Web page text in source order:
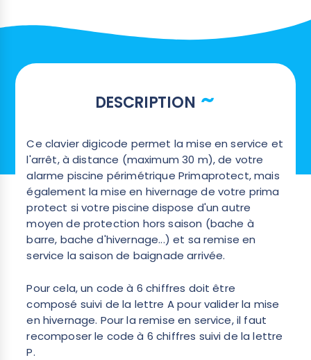
DESCRIPTION
Ce clavier digicode permet la mise en service et
l'arrêt, à distance (maximum 30 m), de votre
alarme piscine périmétrique Primaprotect, mais
également la mise en hivernage de votre prima
protect si votre piscine dispose d'un autre
moyen de protection hors saison (bache à
barre, bache d'hivernage...) et sa remise en
service la saison de baignade arrivée.
Pour cela, un code à 6 chiffres doit être
composé suivi de la lettre A pour valider la mise
en hivernage. Pour la remise en service, il faut
recomposer le code à 6 chiffres suivi de la lettre
P.